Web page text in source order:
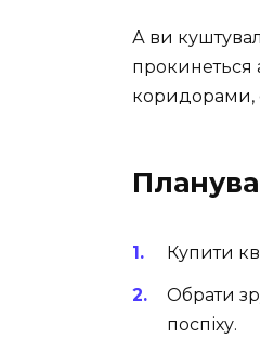
А ви
прокинеться
коридорами,
Купити
Обрати
поспіху.